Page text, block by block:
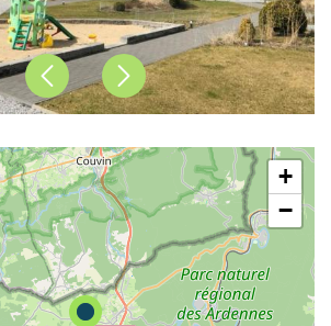
PrécédentSuivant
+
−